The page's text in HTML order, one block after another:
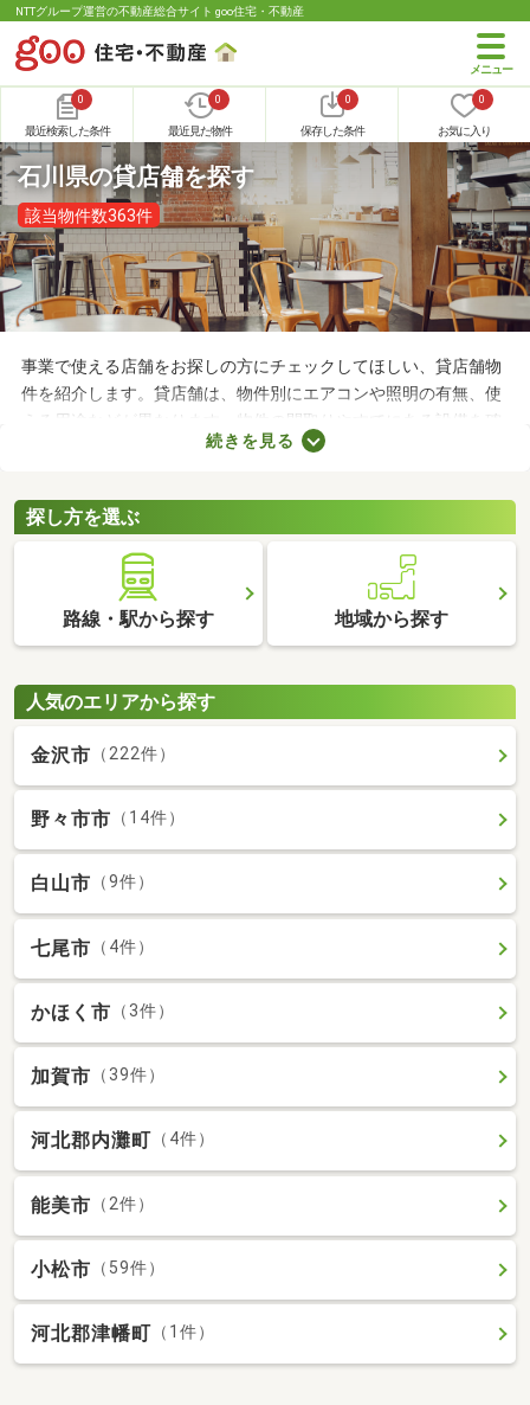
NTTグループ運営の不動産総合サイト goo住宅・不動産
0
最近検索した条件
0
最近見た物件
0
保存した条件
0
お気に入り
石川県の貸店舗を探す
該当物件数363件
事業で使える店舗をお探しの方にチェックしてほしい、貸店舗物
件を紹介します。貸店舗は、物件別にエアコンや照明の有無、使
える用途などが異なります。物件の間取りやすでにある設備を確
認したうえで、内見を申し込むことがおすすめです。店舗の家賃
しょう。
続きを見る
探し方を選ぶ
路線・駅から探す 地域から探す
人気のエリアから探す
金沢市 （222件）
野々市市 （14件）
白山市 （9件）
七尾市 （4件）
かほく市 （3件）
加賀市 （39件）
河北郡内灘町 （4件）
能美市 （2件）
小松市 （59件）
河北郡津幡町 （1件）